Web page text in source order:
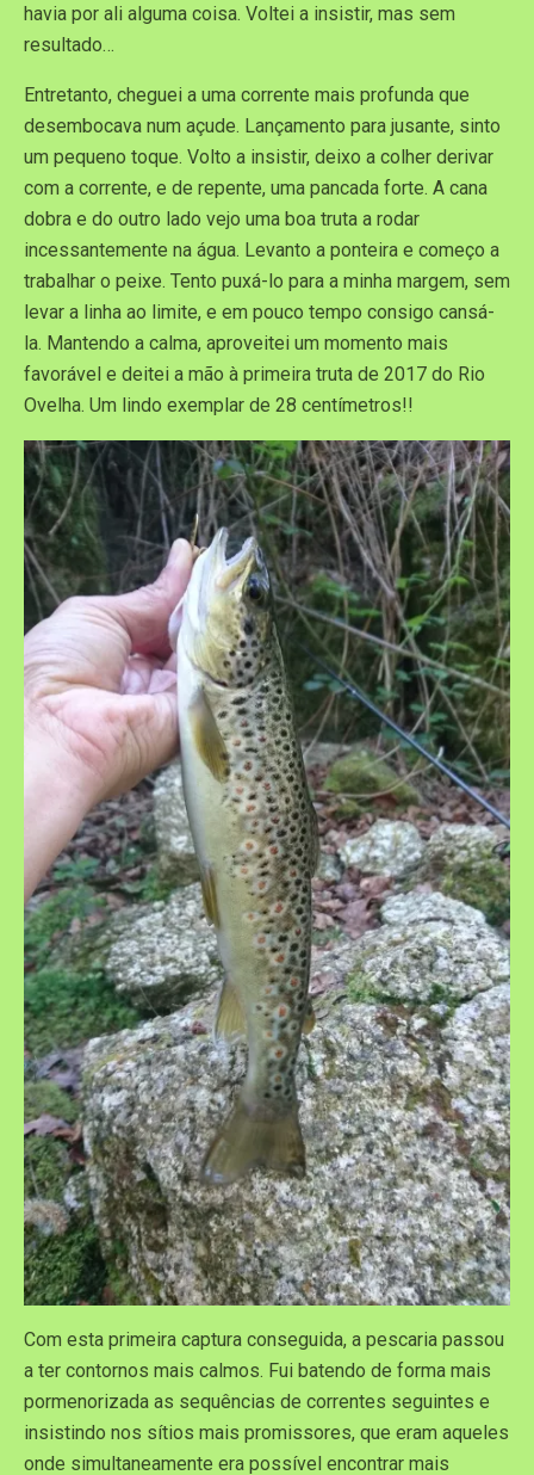
havia por ali alguma coisa. Voltei a insistir, mas sem
resultado…
Entretanto, cheguei a uma corrente mais profunda que
desembocava num açude. Lançamento para jusante, sinto
um pequeno toque. Volto a insistir, deixo a colher derivar
com a corrente, e de repente, uma pancada forte. A cana
dobra e do outro lado vejo uma boa truta a rodar
incessantemente na água. Levanto a ponteira e começo a
trabalhar o peixe. Tento puxá-lo para a minha margem, sem
levar a linha ao limite, e em pouco tempo consigo cansá-
la. Mantendo a calma, aproveitei um momento mais
favorável e deitei a mão à primeira truta de 2017 do Rio
Ovelha. Um lindo exemplar de 28 centímetros!!
Com esta primeira captura conseguida, a pescaria passou
a ter contornos mais calmos. Fui batendo de forma mais
pormenorizada as sequências de correntes seguintes e
insistindo nos sítios mais promissores, que eram aqueles
onde simultaneamente era possível encontrar mais